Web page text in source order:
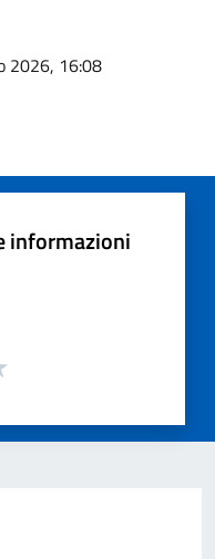
2026, 16:08
informazioni